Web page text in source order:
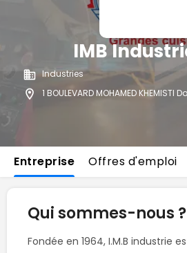
IMB
Industries
1 BOULEVARD MOHAMED
Entreprise Offres d'emploi
Qui sommes-nous ?
Fondée en 1964, I.M.B industrie